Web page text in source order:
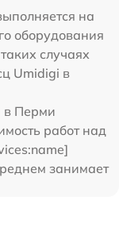
на
оборудования
случаях
Umidigi в
в Перми
работ над
занимает